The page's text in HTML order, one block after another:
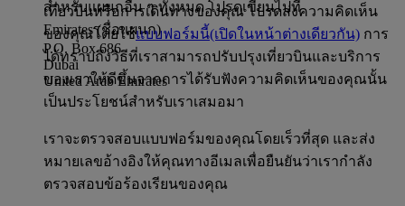
สำหรับแผนกอื่น ๆ ทั้งหมด โปรดเขียนไปที่
Emirates (ชื่อแผนก)
P.O. Box 686
Dubai
United Arab Emirates
เที่ยวบินหรือการเดินทางของคุณ โปรดส่งความคิดเห็น
ของคุณโดยใช้แบบฟอร์มนี้(เปิดในหน้าต่างเดียวกัน) การ
ได้ทราบถึงวิธีที่เราสามารถปรับปรุงเที่ยวบินและบริการ
ของเราให้ดีขึ้นจากการได้รับฟังความคิดเห็นของคุณนั้น
เป็นประโยชน์สำหรับเราเสมอมา
เราจะตรวจสอบแบบฟอร์มของคุณโดยเร็วที่สุด และส่ง
หมายเลขอ้างอิงให้คุณทางอีเมลเพื่อยืนยันว่าเรากำลัง
ตรวจสอบข้อร้องเรียนของคุณ